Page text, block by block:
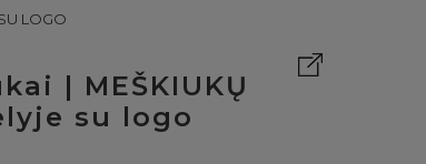
LOGO
| MEŠKIUKŲ
su logo